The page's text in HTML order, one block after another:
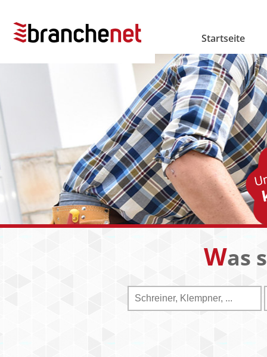
Startseite
Was